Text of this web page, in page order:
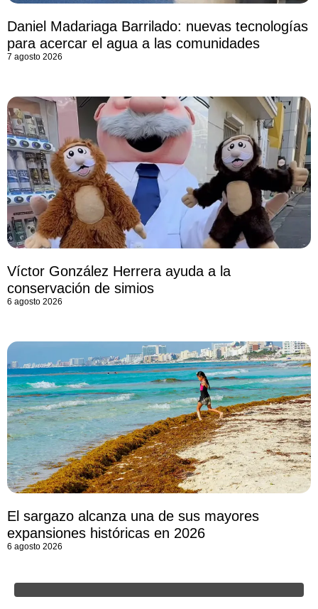
Daniel Madariaga Barrilado: nuevas tecnologías
para acercar el agua a las comunidades
7 agosto 2026
Víctor González Herrera ayuda a la
conservación de simios
6 agosto 2026
El sargazo alcanza una de sus mayores
expansiones históricas en 2026
6 agosto 2026